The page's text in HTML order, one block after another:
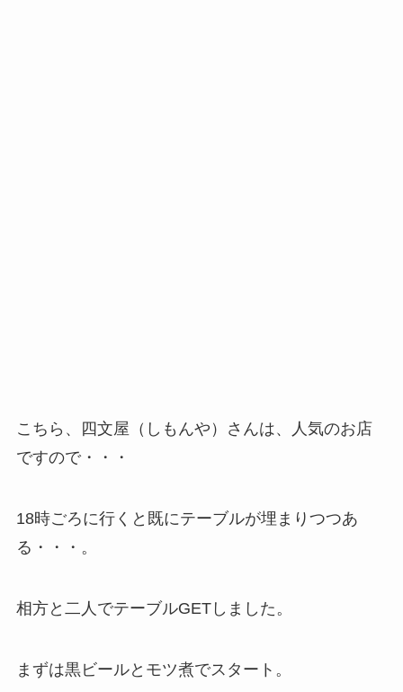
こちら、四文屋（しもんや）さんは、人気のお店
ですので・・・
18時ごろに行くと既にテーブルが埋まりつつあ
る・・・。
相方と二人でテーブルGETしました。
まずは黒ビールとモツ煮でスタート。